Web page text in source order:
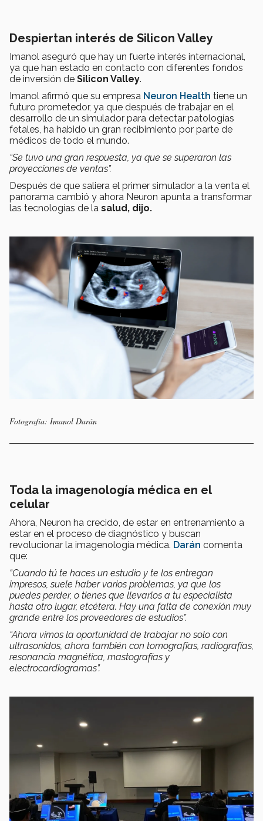
Despiertan interés de Silicon Valley
Imanol aseguró que hay un fuerte interés internacional,
ya que han estado en contacto con diferentes fondos
de inversión de Silicon Valley.
Imanol afirmó que su empresa Neuron Health tiene un
futuro prometedor, ya que después de trabajar en el
desarrollo de un simulador para detectar patologías
fetales, ha habido un gran recibimiento por parte de
médicos de todo el mundo.
“Se tuvo una gran respuesta, ya que se superaron las
proyecciones de ventas”.
Después de que saliera el primer simulador a la venta el
panorama cambió y ahora Neuron apunta a transformar
las tecnologías de la salud, dijo.
Fotografía: Imanol Darán
Toda la imagenología médica en el
celular
Ahora, Neuron ha crecido, de estar en entrenamiento a
estar en el proceso de diagnóstico y buscan
revolucionar la imagenología médica. Darán comenta
que:
“Cuando tú te haces un estudio y te los entregan
impresos, suele haber varios problemas, ya que los
puedes perder, o tienes que llevarlos a tu especialista
hasta otro lugar, etcétera. Hay una falta de conexión muy
grande entre los proveedores de estudios”.
“Ahora vimos la oportunidad de trabajar no solo con
ultrasonidos, ahora también con tomografías, radiografías,
resonancia magnética, mastografías y
electrocardiogramas”.